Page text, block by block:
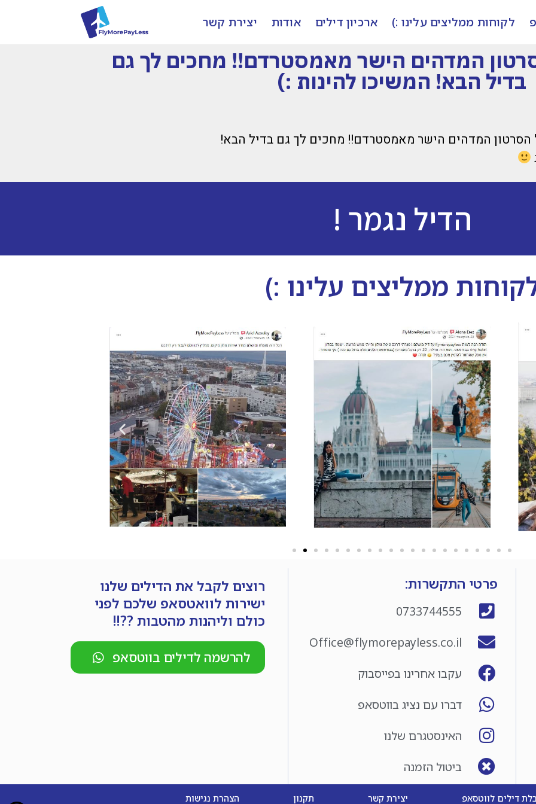
לקוחות ממליצים עלינו :) ארכיון דילים אודות יצירת קשר
המדהים הישר מאמסטרדם!! מחכים לך גם
בדיל הבא! המשיכו להינות :)
הסרטון המדהים הישר מאמסטרדם!! מחכים לך גם בדיל הבא!
הדיל נגמר !
ממליצים עלינו :)
פרטי התקשרות:
0733744555
Office@flymorepayless.co.il
עקבו אחרינו בפייסבוק
דברו עם נציג בווטסאפ
האינסטגרם שלנו
ביטול הזמנה
רוצים לקבל את הדילים שלנו
ישירות לוואטסאפ שלכם לפני
כולם וליהנות מהטבות ??!!
להרשמה לדילים בווטסאפ
דילים לווטסאפ יצירת קשר תקנון הצהרת נגישות